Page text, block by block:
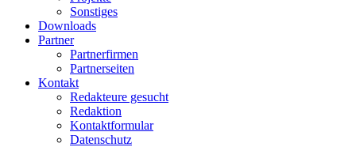
Sonstiges
Downloads
Partner
Partnerfirmen
Partnerseiten
Kontakt
Redakteure gesucht
Redaktion
Kontaktformular
Datenschutz